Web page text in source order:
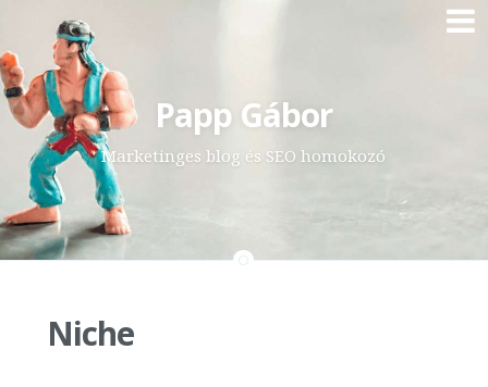
Skip
to
content
Papp Gábor
Marketinges blog és SEO homokozó
Niche